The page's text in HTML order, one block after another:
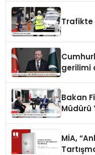
Trafikte
gerilimi
Bakan
Müdürü
MİA,